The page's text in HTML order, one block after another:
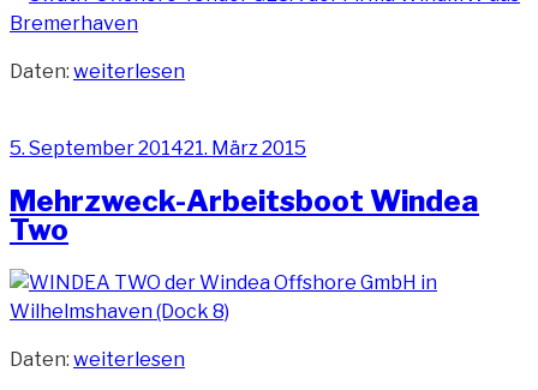
Daten: „Mehrzweck-
weiterlesen
Veröffentlicht
5. September 201421. März 2015
Mehrzweck-Arbeitsboot Windea
Two
Daten: „Mehrzweck-
weiterlesen